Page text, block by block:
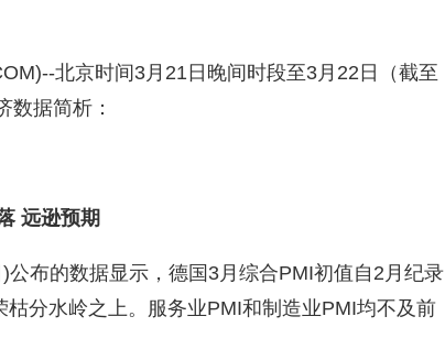
北京时间3月21日晚间时段至3月22日（截至
数据简析：
远逊预期
布的数据显示，德国3月综合PMI初值自2月纪录
分水岭之上。服务业PMI和制造业PMI均不及前